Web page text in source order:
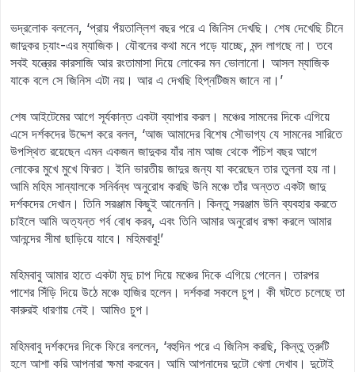
ভদ্রলোক বললেন, ‘প্রায় পঁয়তাল্লিশ বছর পরে এ জিনিস দেখছি। শেষ দেখেছি চীনে
জাদুকর চ্যাং-এর ম্যাজিক। যৌবনের কথা মনে পড়ে যাচ্ছে, মন্দ লাগছে না। তবে
সবই যন্ত্রের কারসাজি আর রংতামাসা দিয়ে লোকের মন ভোলানো। আসল ম্যাজিক
যাকে বলে সে জিনিস এটা নয়। আর এ দেখছি হিপ্‌নটিজম জানে না।’
শেষ আইটেমের আগে সূর্যকান্ত একটা ব্যাপার করল। মঞ্চের সামনের দিকে এগিয়ে
এসে দর্শকদের উদ্দেশ করে বলল, ‘আজ আমাদের বিশেষ সৌভাগ্য যে সামনের সারিতে
উপস্থিত রয়েছেন এমন একজন জাদুকর যাঁর নাম আজ থেকে পঁচিশ বছর আগে
লোকের মুখে মুখে ফিরত। ইনি ভারতীয় জাদুর জন্য যা করেছেন তার তুলনা হয় না।
আমি মহিম সান্যালকে সনির্বন্ধ অনুরোধ করছি উনি মঞ্চে তাঁর অন্তত একটা জাদু
দর্শকদের দেখান। তিনি সরঞ্জাম কিছুই আনেননি। কিন্তু সরঞ্জাম উনি ব্যবহার করতে
চাইলে আমি অত্যন্ত গর্ব বোধ করব, এবং তিনি আমার অনুরোধ রক্ষা করলে আমার
আনন্দের সীমা ছাড়িয়ে যাবে। মহিমবাবু!’
মহিমবাবু আমার হাতে একটা মৃদু চাপ দিয়ে মঞ্চের দিকে এগিয়ে গেলেন। তারপর
পাশের সিঁড়ি দিয়ে উঠে মঞ্চে হাজির হলেন। দর্শকরা সকলে চুপ। কী ঘটতে চলেছে তা
কারুরই ধারণায় নেই। আমিও চুপ।
মহিমবাবু দর্শকদের দিকে ফিরে বললেন, ‘বহুদিন পরে এ জিনিস করছি, কিন্তু ত্রুটি
হলে আশা করি আপনারা ক্ষমা করবেন। আমি আপনাদের দুটো খেলা দেখাব। দুটোই